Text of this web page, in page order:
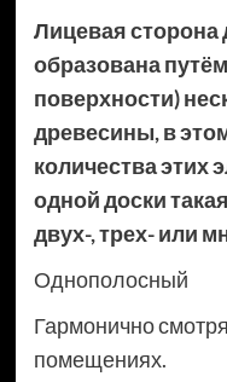
Лицевая сторона
образована
поверхности)
древесины, в
количества этих
одной доски
двух-, трех- или
Однополосный
Гармонично
помещениях.